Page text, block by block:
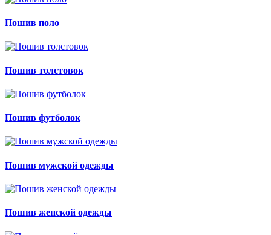
Пошив поло
Пошив толстовок
Пошив футболок
Пошив мужской одежды
Пошив женской одежды